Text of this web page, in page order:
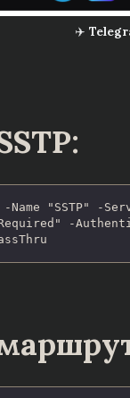
✈️
-Name "SSTP" -
-